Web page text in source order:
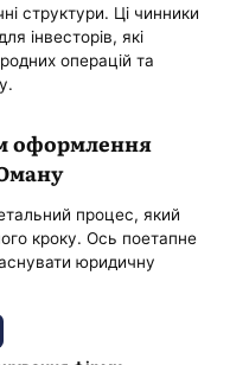
структури. Ці чинники
інвесторів, які
операцій та
оформлення
процес, який
кроку. Ось поетапне
юридичну